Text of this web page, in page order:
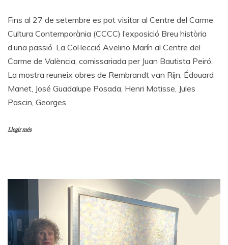
Fins al 27 de setembre es pot visitar al Centre del Carme
Cultura Contemporània (CCCC) l’exposició Breu història
d’una passió. La Col·lecció Avelino Marín al Centre del
Carme de València, comissariada per Juan Bautista Peiró.
La mostra reuneix obres de Rembrandt van Rijn, Édouard
Manet, José Guadalupe Posada, Henri Matisse, Jules
Pascin, Georges
Llegir més